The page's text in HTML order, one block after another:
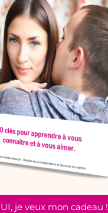
je veux mon cadeau !